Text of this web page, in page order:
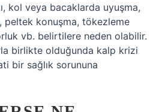
kol veya bacaklarda uyuşma,
peltek konuşma, tökezleme
vb. belirtilere neden olabilir.
birlikte olduğunda kalp krizi
bir sağlık sorununa